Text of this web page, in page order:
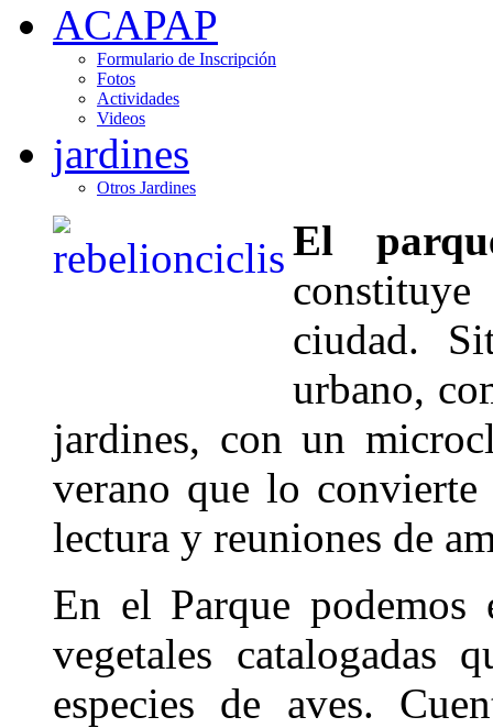
ACAPAP
Formulario de Inscripción
Fotos
Actividades
Videos
jardines
Otros Jardines
El
ciudad.
urbano,
jardines, con un
verano que lo
lectura y reuniones de
En el Parque podemos
vegetales
especies de aves.